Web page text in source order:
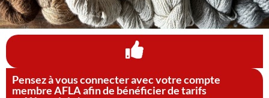
Pensez à vous connecter avec votre compte
membre AFLA afin de bénéficier de tarifs